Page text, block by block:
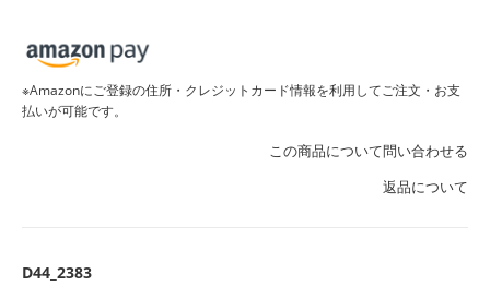
※Amazonにご登録の住所・クレジットカード情報を利用してご注文・お支
払いが可能です。
この商品について問い合わせる
返品について
D44_2383